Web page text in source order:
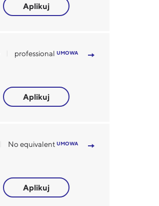
Aplikuj
professional UMOWA
Aplikuj
No equivalent UMOWA
Aplikuj